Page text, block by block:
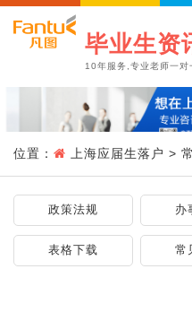
毕业生资
10年服务,专业老师一对
位置： 上海应届生落户 >
政策法规 办
表格下载 常